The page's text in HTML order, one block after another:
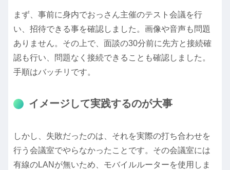
まず、事前に身内でおっさん主催のテスト会議を行
い、招待できる事を確認しました。画像や音声も問題
ありません。その上で、面談の30分前に先方と接続確
認も行い、問題なく接続できることも確認しました。
手順はバッチリです。
イメージして実践するのが大事
しかし、失敗だったのは、それを実際の打ち合わせを
行う会議室でやらなかったことです。その会議室には
有線のLANが無いため、モバイルルーターを使用しま